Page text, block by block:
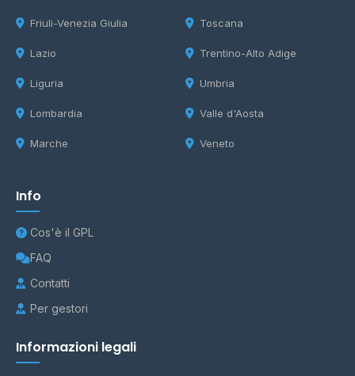
Friuli-Venezia Giulia
Lazio
Liguria
Lombardia
Marche
Toscana
Trentino-Alto Adige
Umbria
Valle d'Aosta
Veneto
Info
Cos'è il GPL
FAQ
Contatti
Per gestori
Informazioni legali